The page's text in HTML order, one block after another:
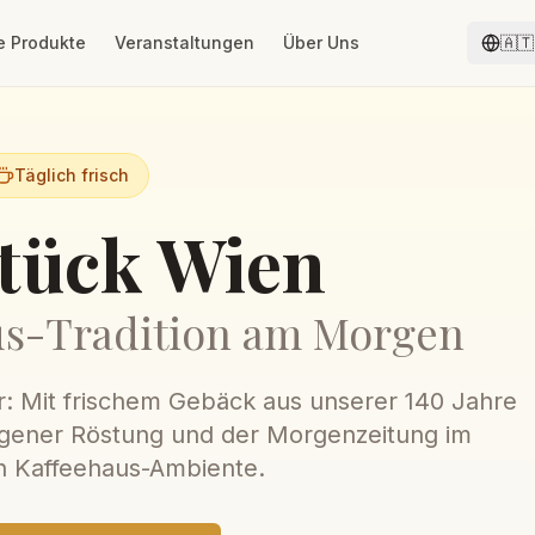
Produkte Veranstaltungen Über Uns 🇦🇹
Täglich frisch
Wien
Tradition am Morgen
Mit frischem Gebäck aus unserer 140 Jahre
Röstung und der Morgenzeitung im
Kaffeehaus-Ambiente.